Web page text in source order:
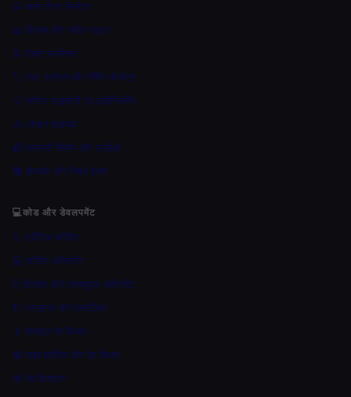
📝 कवर लेटर जेनरेटर
📖 किताब और नावेल राइटर
📝 टेक्स्ट जनरेशन
🏷️ नाम, स्लोगन और नेमिंग जेनरेटर
💡 प्रॉम्प्ट लाइब्रेरी एंड इंजीनियरिंग
✍️ लेखन सहायक
📠 सामग्री निर्माण और एसईओ
📚 होमवर्क और निबंध हेल्पर
💻कोड और डेवलपमेंट
🦾 एजेंटिक कोडिंग
💻 कोडिंग असिस्टेंट
🗄️ डेटाबेस और एसक्यूएल असिस्टेंट
🔌 प्लगइन्स और एक्सटेंशन
📱 मोबाइल ऐप बिल्डर
🛠️ वाइब कोडिंग और ऐप बिल्डर
🕸 वेब डिजाइन